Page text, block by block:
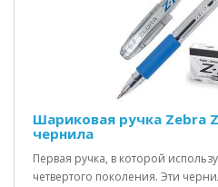
Шариковая ручка Zebra
чернила
Первая ручка, в которой
четвертого поколения. Эти